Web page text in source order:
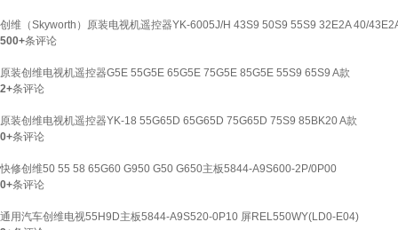
创维（Skyworth）原装电视机遥控器YK-6005J/H 43S9 50S9 55S9 32E2A 40/
500+条评论
原装创维电视机遥控器G5E 55G5E 65G5E 75G5E 85G5E 55S9 65S9 A款
2+条评论
原装创维电视机遥控器YK-18 55G65D 65G65D 75G65D 75S9 85BK20 A款
0+条评论
快修创维50 55 58 65G60 G950 G50 G650主板5844-A9S600-2P/0P00
0+条评论
通用汽车创维电视55H9D主板5844-A9S520-0P10 屏REL550WY(LD0-E04)